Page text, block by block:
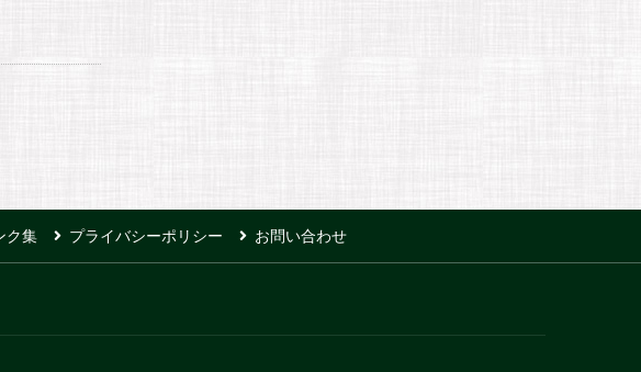
ク集 プライバシーポリシー お問い合わせ